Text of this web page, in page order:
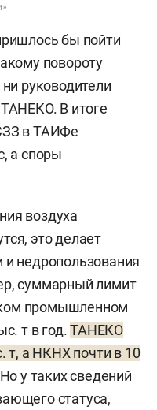
бы пойти
повороту
руководители
В итоге
в ТАИФе
а споры
воздуха
это делает
и недропользования
суммарный лимит
промышленном
т в год.ТАНЕКО
т, а НКНХ почти в 10
у таких сведений
статуса,